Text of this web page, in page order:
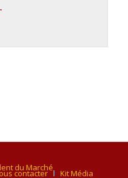
du Marché
contacter Kit Média